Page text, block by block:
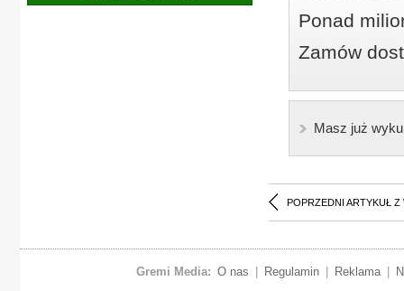
Ponad
Zamów
Masz już
POPRZEDNI ARTYKUŁ Z
Gremi Media: O nas Regulamin Reklama